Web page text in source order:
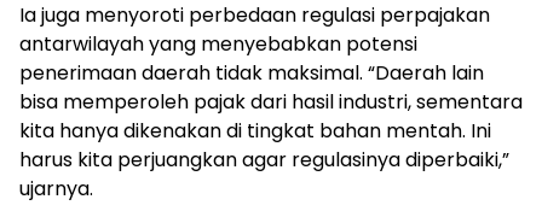
Ia juga menyoroti perbedaan regulasi perpajakan
antarwilayah yang menyebabkan potensi
penerimaan daerah tidak maksimal. “Daerah lain
bisa memperoleh pajak dari hasil industri, sementara
kita hanya dikenakan di tingkat bahan mentah. Ini
harus kita perjuangkan agar regulasinya diperbaiki,”
ujarnya.